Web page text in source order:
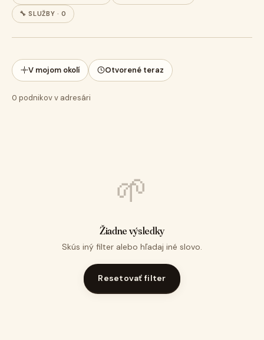
🔧 SLUŽBY · 0
V mojom okolí Otvorené teraz
0 podnikov v adresári
🌱
Žiadne výsledky
Skús iný filter alebo hľadaj iné slovo.
Resetovať filter